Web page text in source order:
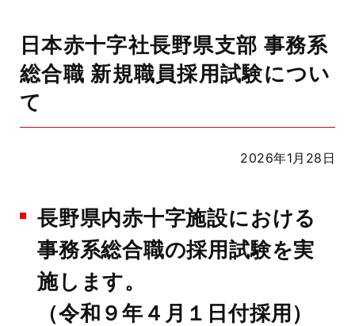
日本赤十字社長野県支部 事務系
総合職 新規職員採用試験につい
て
2026年1月28日
長野県内赤十字施設における
事務系総合職の採用試験を実
施します。
（令和９年４月１日付採用）